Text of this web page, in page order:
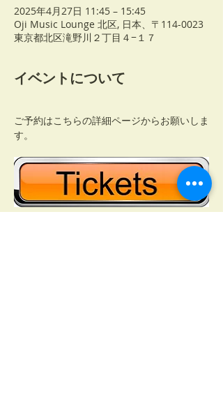
2025年4月27日 11:45 – 15:45
Oji Music Lounge 北区, 日本、〒114-0023
東京都北区滝野川２丁目４−１７
イベントについて
ご予約はこちらの詳細ページからお願いしま
す。